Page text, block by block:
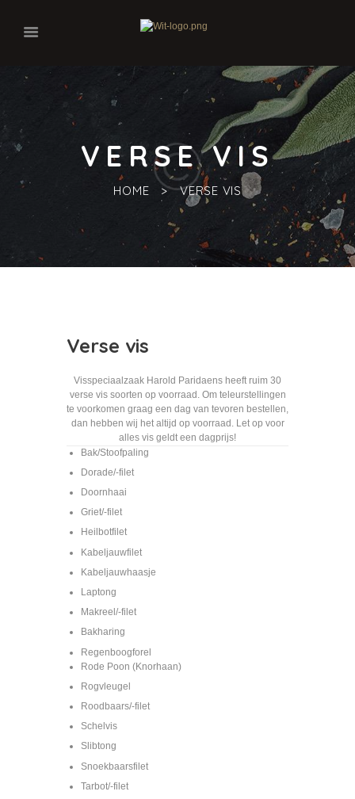
VERSE VIS
HOME VERSE VIS
Verse vis
Visspeciaalzaak Harold Paridaens heeft ruim 30
verse vis soorten op voorraad. Om teleurstellingen
te voorkomen graag een dag van tevoren bestellen,
dan hebben wij het altijd op voorraad. Let op voor
alles vis geldt een dagprijs!
Bak/Stoofpaling
Dorade/-filet
Doornhaai
Griet/-filet
Heilbotfilet
Kabeljauwfilet
Kabeljauwhaasje
Laptong
Makreel/-filet
Bakharing
Regenboogforel
Rode Poon (Knorhaan)
Rogvleugel
Roodbaars/-filet
Schelvis
Slibtong
Snoekbaarsfilet
Tarbot/-filet